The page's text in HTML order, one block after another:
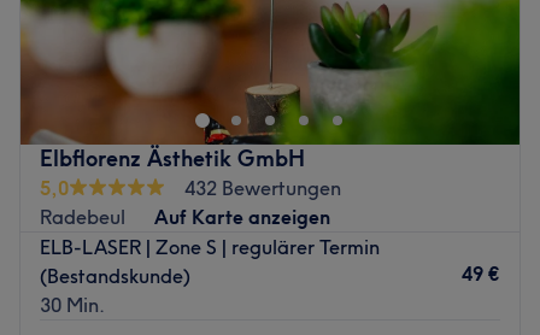
Elbflorenz Ästhetik GmbH
5,0
432 Bewertungen
Radebeul
Auf Karte anzeigen
ELB-LASER | Zone S | regulärer Termin
(Bestandskunde)
30 Min.
49 €